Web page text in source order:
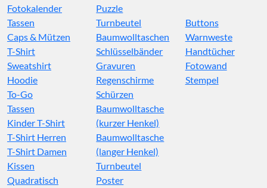
Fotokalender
Puzzle
Tassen
Caps & Mützen
T-Shirt
Sweatshirt
Hoodie
To-Go
Turnbeutel
Baumwolltaschen
Schlüsselbänder
Gravuren
Regenschirme
Schürzen
Buttons
Warnweste
Handtücher
Fotowand
Stempel
Tassen
Kinder T-Shirt
T-Shirt Herren
T-Shirt Damen
Kissen
Quadratisch
Baumwolltasche
(kurzer Henkel)
Baumwolltasche
(langer Henkel)
Turnbeutel
Poster